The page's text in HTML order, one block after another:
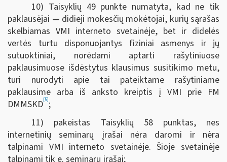
10) Taisyklių 49 punkte numatyta, kad ne tik
paklausėjai — didieji mokesčių mokėtojai, kurių sąrašas
skelbiamas VMI interneto svetainėje, bet ir didelės
vertės turtu disponuojantys fiziniai asmenys ir jų
sutuoktiniai, norėdami aptarti rašytiniuose
paklausimuose išdėstytus klausimus susitikimo metu,
turi nurodyti apie tai pateiktame rašytiniame
paklausime arba iš anksto kreiptis į VMI prie FM
DMMSKD[5];
11) pakeistas Taisyklių 58 punktas, nes
internetinių seminarų įrašai nėra daromi ir nėra
talpinami VMI interneto svetainėje. Šioje svetainėje
talpinami tik e. seminarų įrašai;